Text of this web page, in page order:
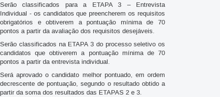
Serão classificados para a ETAPA 3 – Entrevista
Individual - os candidatos que preencherem os requisitos
obrigatórios e obtiverem a pontuação mínima de 70
pontos a partir da avaliação dos requisitos desejáveis.
Serão classificados na ETAPA 3 do processo seletivo os
candidatos que obtiverem a pontuação mínima de 70
pontos a partir da entrevista individual.
Será aprovado o candidato melhor pontuado, em ordem
decrescente de pontuação, segundo o resultado obtido a
partir da soma dos resultados das ETAPAS 2 e 3.